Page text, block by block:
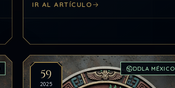
PENSAMIENTOS Y BASURA
IR AL ARTÍCULO
59
2025
DDLA MÉXICO